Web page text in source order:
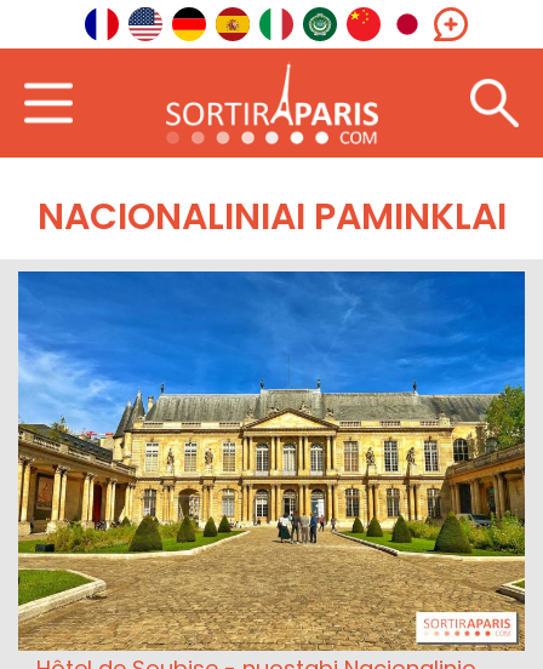
NACIONALINIAI PAMINKLAI